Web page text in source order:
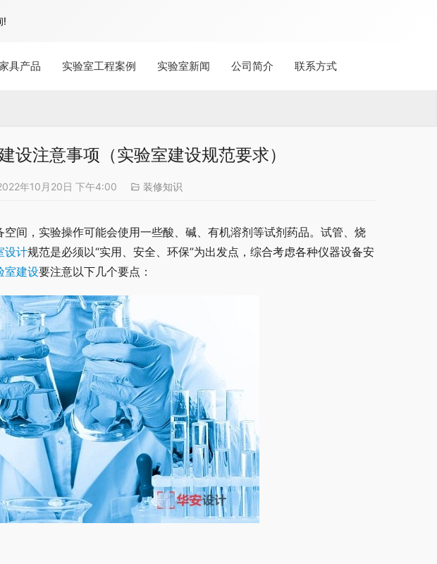
具产品 实验室工程案例 实验室新闻 公司简介 联系方式
设注意事项（实验室建设规范要求）
年10月20日 下午4:00 装修知识
间，实验操作可能会使用一些酸、碱、有机溶剂等试剂药品。试管、烧
设计规范是必须以“实用、安全、环保”为出发点，综合考虑各种仪器设备安
室建设要注意以下几个要点：
!